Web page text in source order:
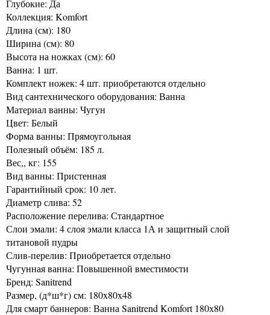
Глубокие: Да
Коллекция: Komfort
Длина (см): 180
Ширина (см): 80
Высота на ножках (см): 60
Ванна: 1 шт.
Комплект ножек: 4 шт. приобретаются отдельно
Вид сантехнического оборудования: Ванна
Материал ванны: Чугун
Цвет: Белый
Форма ванны: Прямоугольная
Полезный объём: 185 л.
Вес,, кг: 155
Вид ванны: Пристенная
Гарантийный срок: 10 лет.
Диаметр слива: 52
Расположение перелива: Стандартное
Слои эмали: 4 слоя эмали класса 1А и защитный слой
титановой пудры
Слив-перелив: Приобретается отдельно
Чугунная ванна: Повышенной вместимости
Бренд: Sanitrend
Размер, (д*ш*г) см: 180x80x48
Для смарт баннеров: Ванна Sanitrend Komfort 180х80